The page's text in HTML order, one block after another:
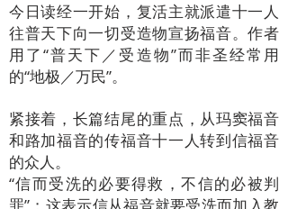
今日读经一开始，复活主就派遣十一人
往普天下向一切受造物宣扬福音。作者
用了“普天下／受造物”而非圣经常用
的“地极／万民”。
紧接着，长篇结尾的重点，从玛窦福音
和路加福音的传福音十一人转到信福音
的众人。
“信而受洗的必要得救，不信的必被判